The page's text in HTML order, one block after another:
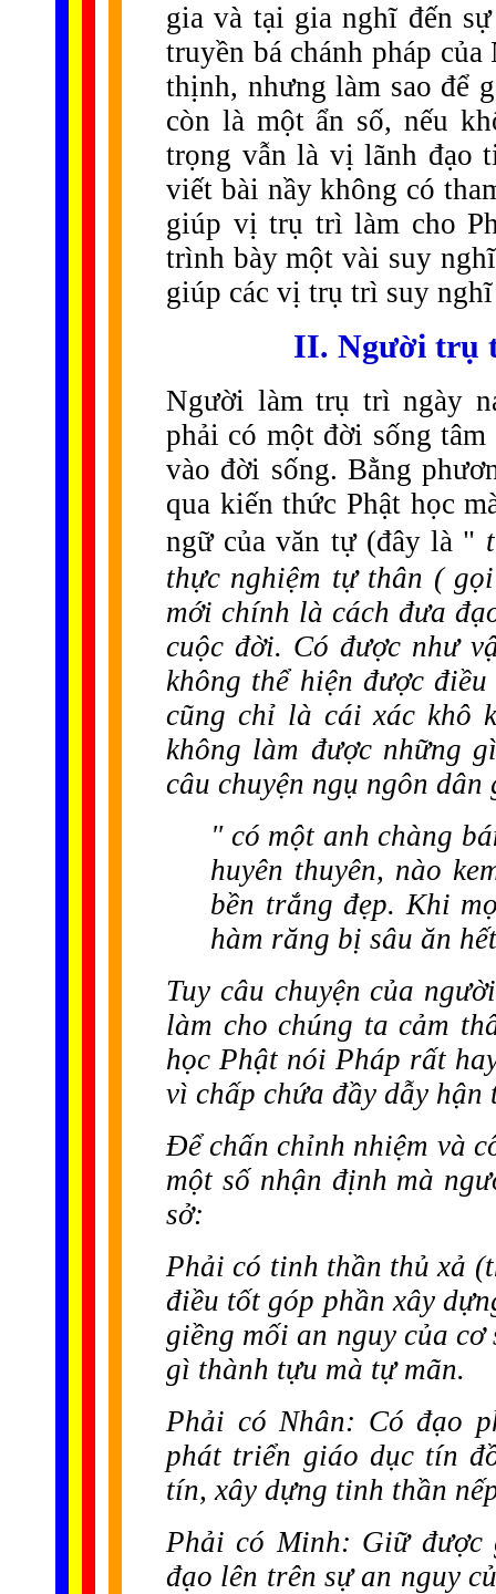
gia và tại gia nghĩ đến
truyền bá chánh pháp
thịnh, nhưng làm sao để
còn là một ẩn số, nếu
trọng vẫn là vị lãnh đạo
viết bài nầy không có
giúp vị trụ trì làm cho
trình bày một vài suy
giúp các vị trụ trì suy
II. Người trụ
Người làm trụ trì ngày
phải có một đời sống
vào đời sống. Bằng
qua kiến thức Phật học
ngữ của văn tự (đây là "
thực nghiệm tự thân (
mới chính là cách đưa
cuộc đời. Có được như
không thể hiện được
cũng chỉ là cái xác khô
không làm được những
câu chuyện ngụ ngôn dân
" có một anh chàng
huyên thuyên, nào
bền trắng đẹp. Khi
hàm răng bị sâu ăn
Tuy câu chuyện của
làm cho chúng ta cảm
học Phật nói Pháp rất
vì chấp chứa đầy dẫy
Để chấn chỉnh nhiệm và
một số nhận định mà
sở:
Phải có tinh thần thủ xả
điều tốt góp phần xây
giềng mối an nguy của
gì thành tựu mà tự mãn.
Phải có Nhân: Có đạo
phát triển giáo dục tín
tín, xây dựng tinh thần
Phải có Minh: Giữ được
đạo lên trên sự an nguy